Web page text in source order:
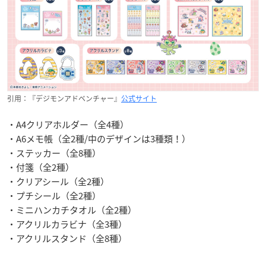
引用：『デジモンアドベンチャー』 公式サイト
・A4クリアホルダー（全4種）
・A6メモ帳（全2種/中のデザインは3種類！）
・ステッカー（全8種）
・付箋（全2種）
・クリアシール（全2種）
・プチシール（全2種）
・ミニハンカチタオル（全2種）
・アクリルカラビナ（全3種）
・アクリルスタンド（全8種）